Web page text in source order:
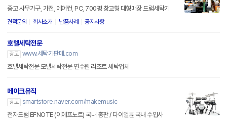
중고 사무가구, 가전, 에어컨, PC, 700평 창고형 대형매장 드럼세탁기
견적문의 회사소개 납품사례 공지사항
호텔세탁전문
광고 www.세탁기판매.com
호텔세탁전문 모텔세탁전문 연수원 리조트 세탁업체
메이크뮤직
광고 smartstore.naver.com/makemusic
전자드럼 EFNOTE (이에프노트) 국내 총판 / 다이얼튠 국내 수입사